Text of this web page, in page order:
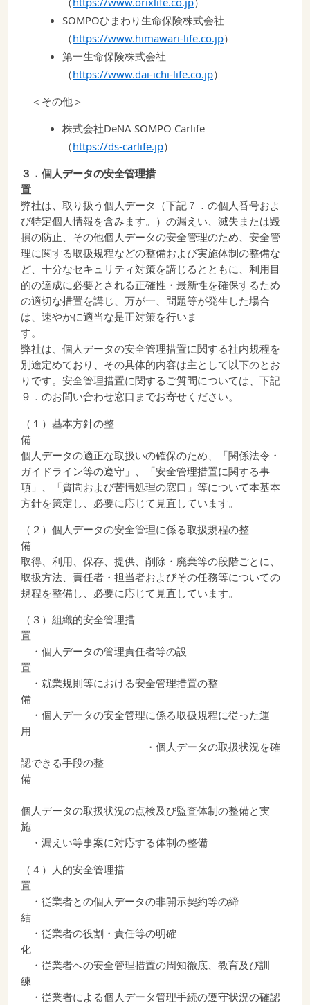
SOMPOひまわり生命保険株式会社
（https://www.himawari-life.co.jp）
第一生命保険株式会社
（https://www.dai-ichi-life.co.jp）
＜その他＞
株式会社DeNA SOMPO Carlife
（https://ds-carlife.jp）
３．個人データの安全管理措
弊社は、取り扱う個人データ（下記７．の個人番号およ
び特定個人情報を含みます。）の漏えい、滅失または毀
損の防止、その他個人データの安全管理のため、安全管
理に関する取扱規程などの整備および実施体制の整備な
ど、十分なセキュリティ対策を講じるとともに、利用目
的の達成に必要とされる正確性・最新性を確保するため
の適切な措置を講じ、万が一、問題等が発生した場合
は、速やかに適当な是正対策を行いま
弊社は、個人データの安全管理措置に関する社内規程を
別途定めており、その具体的内容は主として以下のとお
りです。安全管理措置に関するご質問については、下記
９．のお問い合わせ窓口までお寄せください。
（１）基本方針の整
個人データの適正な取扱いの確保のため、「関係法令・
ガイドライン等の遵守」、「安全管理措置に関する事
項」、「質問および苦情処理の窓口」等について本基本
方針を策定し、必要に応じて見直しています。
（２）個人データの安全管理に係る取扱規程の整
取得、利用、保存、提供、削除・廃棄等の段階ごとに、
取扱方法、責任者・担当者およびその任務等についての
規程を整備し、必要に応じて見直しています。
（３）組織的安全管理措
・個人データの管理責任者等の設
・就業規則等における安全管理措置の整
・個人データの安全管理に係る取扱規程に従った運
・個人データの取扱状況を確
認できる手段の整
個人データの取扱状況の点検及び監査体制の整備と実
・漏えい等事案に対応する体制の整備
（４）人的安全管理措
・従業者との個人データの非開示契約等の締
・従業者の役割・責任等の明確
・従業者への安全管理措置の周知徹底、教育及び訓
・従業者による個人データ管理手続の遵守状況の確認